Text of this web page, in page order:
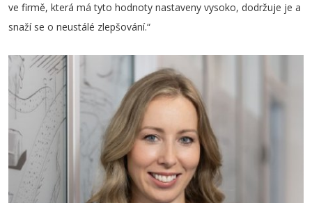
ve firmě, která má tyto hodnoty nastaveny vysoko, dodržuje je a
snaží se o neustálé zlepšování.“